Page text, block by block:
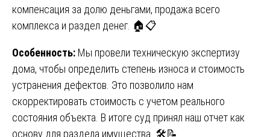
компенсация за долю деньгами, продажа всего
комплекса и раздел денег. 🏠📋
Особенность: Мы провели техническую экспертизу
дома, чтобы определить степень износа и стоимость
устранения дефектов. Это позволило нам
скорректировать стоимость с учетом реального
состояния объекта. В итоге суд принял наш отчет как
основу для раздела имущества. 🛠️📝